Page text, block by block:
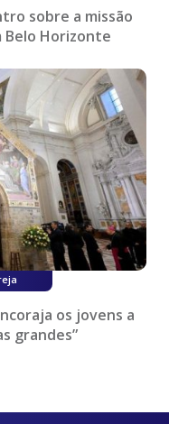
sobre a missão
Belo Horizonte
os jovens a
grandes”